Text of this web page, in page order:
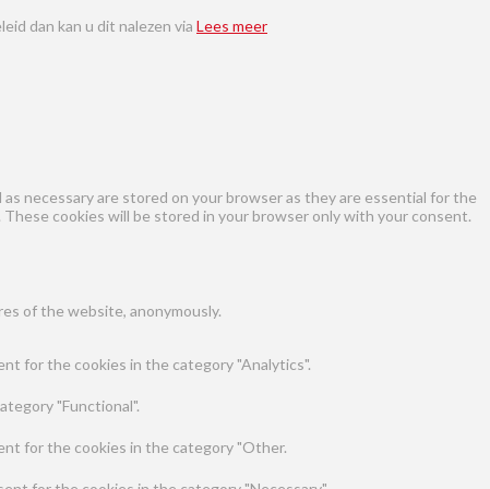
dan kan u dit nalezen via Lees meer
necessary are stored on your browser as they are essential for the
cookies will be stored in your browser only with your consent.
of the website, anonymously.
for the cookies in the category "Analytics".
"Functional".
for the cookies in the category "Other.